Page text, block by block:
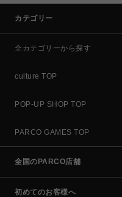
カテゴリー
全カテゴリーから探す
culture TOP
POP-UP SHOP TOP
PARCO GAMES TOP
全国のPARCO店舗
初めてのお客様へ